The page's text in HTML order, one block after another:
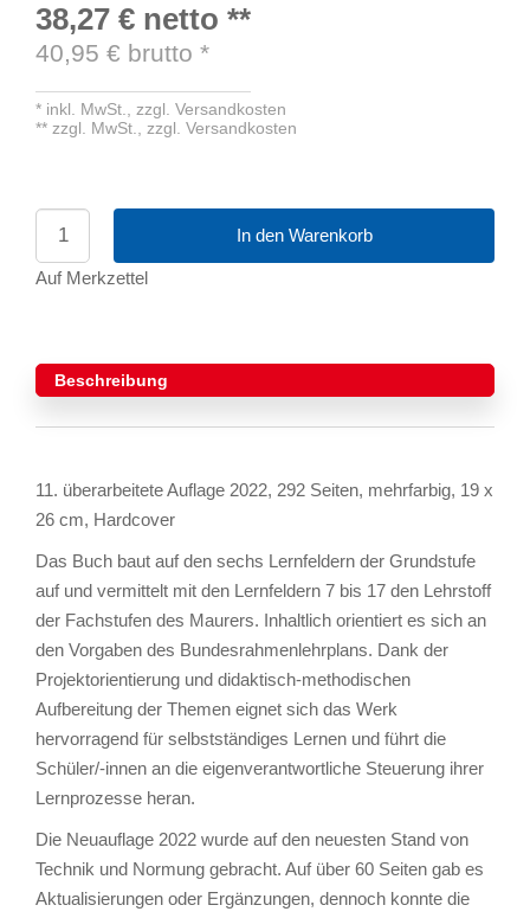
38,27 € netto **
40,95 € brutto *
* inkl. MwSt., zzgl. Versandkosten
** zzgl. MwSt., zzgl. Versandkosten
In den Warenkorb
Auf Merkzettel
Beschreibung
11. überarbeitete Auflage 2022, 292 Seiten, mehrfarbig, 19 x
26 cm, Hardcover
Das Buch baut auf den sechs Lernfeldern der Grundstufe
auf und vermittelt mit den Lernfeldern 7 bis 17 den Lehrstoff
der Fachstufen des Maurers. Inhaltlich orientiert es sich an
den Vorgaben des Bundesrahmenlehrplans. Dank der
Projektorientierung und didaktisch-methodischen
Aufbereitung der Themen eignet sich das Werk
hervorragend für selbstständiges Lernen und führt die
Schüler/-innen an die eigenverantwortliche Steuerung ihrer
Lernprozesse heran.
Die Neuauflage 2022 wurde auf den neuesten Stand von
Technik und Normung gebracht. Auf über 60 Seiten gab es
Aktualisierungen oder Ergänzungen, dennoch konnte die